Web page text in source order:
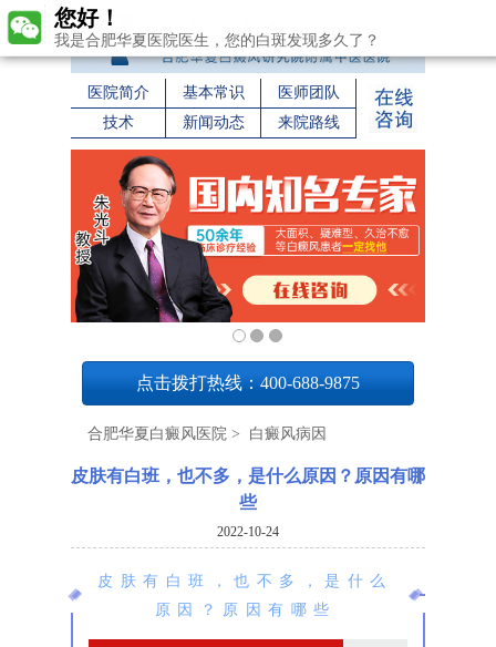
医院简介 基本常识
医师团队
技术
新闻动态 来院路线
点击拨打热线：400-688-9875
合肥华夏白癜风医院 > 白癜风病因
皮肤有白班，也不多，是什么原因？原因有哪
些
2022-10-24
皮肤有白班，也不多，是什么
原因？原因有哪些
您好！
我是合肥华夏医院医生，您的白斑发现多久了？